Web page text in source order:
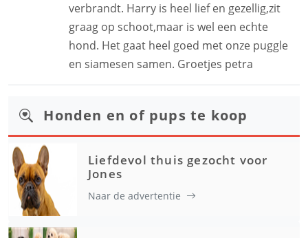
verbrandt. Harry is heel lief en gezellig,zit
graag op schoot,maar is wel een echte
hond. Het gaat heel goed met onze puggle
en siamesen samen. Groetjes petra
Honden en of pups te koop
Liefdevol thuis gezocht voor
Jones
Naar de advertentie